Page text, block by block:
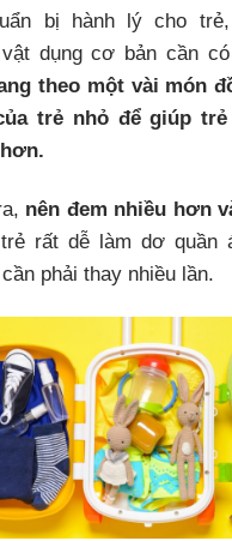
bị hành lý cho
vật dụng cơ bản cần
theo một vài món
trẻ nhỏ để giúp
nên đem nhiều hơn
rất dễ làm dơ quần
phải thay nhiều lần.